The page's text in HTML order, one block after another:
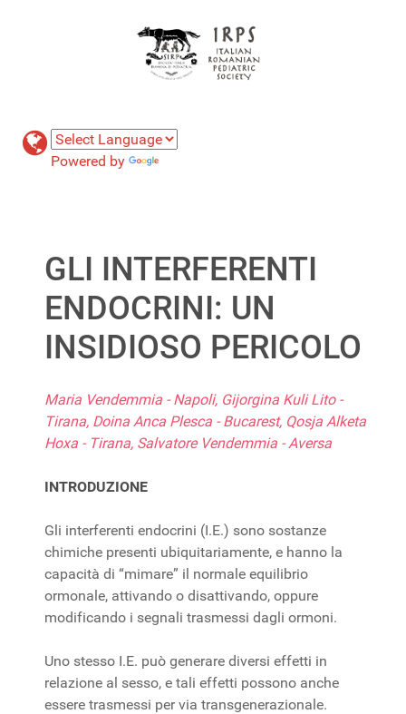
Powered by
GLI INTERFERENTI
ENDOCRINI: UN
INSIDIOSO PERICOLO
Maria Vendemmia - Napoli, Gijorgina Kuli Lito -
Tirana, Doina Anca Plesca - Bucarest, Qosja Alketa
Hoxa - Tirana, Salvatore Vendemmia - Aversa
INTRODUZIONE
Gli interferenti endocrini (I.E.) sono sostanze
chimiche presenti ubiquitariamente, e hanno la
capacità di “mimare” il normale equilibrio
ormonale, attivando o disattivando, oppure
modificando i segnali trasmessi dagli ormoni.
Uno stesso I.E. può generare diversi effetti in
relazione al sesso, e tali effetti possono anche
essere trasmessi per via transgenerazionale.